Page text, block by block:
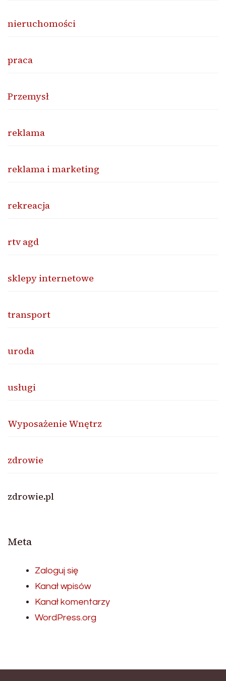
nieruchomości
praca
Przemysł
reklama
reklama i marketing
rekreacja
rtv agd
sklepy internetowe
transport
uroda
usługi
Wyposażenie Wnętrz
zdrowie
zdrowie.pl
Meta
Zaloguj się
Kanał wpisów
Kanał komentarzy
WordPress.org